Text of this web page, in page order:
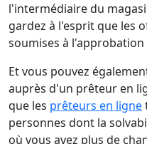
l'intermédiaire du
gardez à l'esprit que les
soumises à
Et vous pouvez
auprès d'un prêteur en
que les prêteurs en ligne
personnes dont la
où vous avez plus de